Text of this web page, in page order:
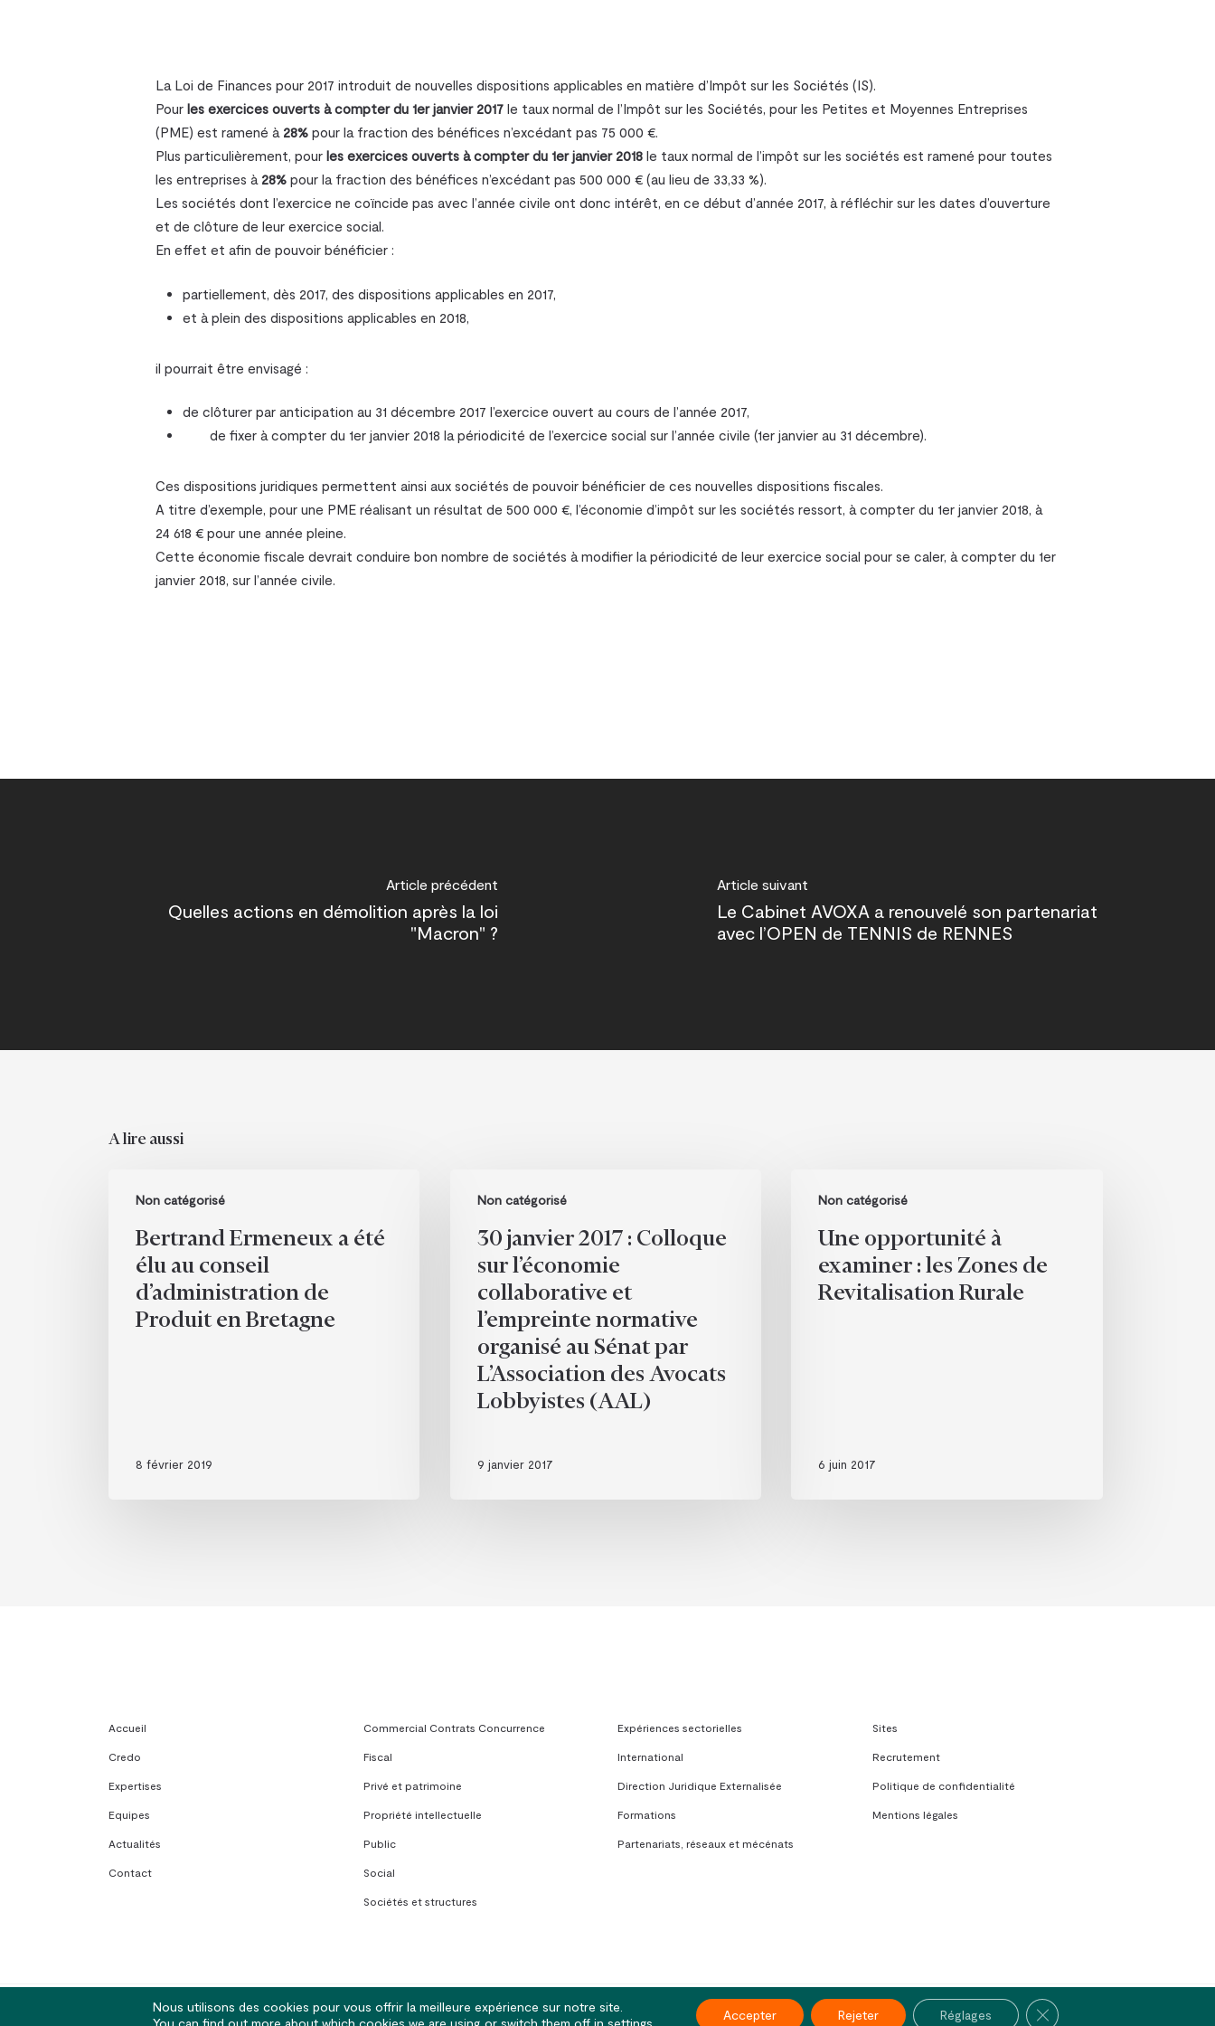
Immobilier – Construction
La Loi de Finances pour 2017 introduit de nouvelles dispositions applicables en matière d’Impôt sur les Sociétés (IS).
Pourles exercices ouverts à compter du 1er janvier 2017 le taux normal de l’Impôt sur les Sociétés, pour les Petites et Moyennes Entreprises
(PME) est ramené à 28% pour la fraction des bénéfices n’excédant pas 75 000 €.
Plus particulièrement, pourles exercices ouverts à compter du 1er janvier 2018 le taux normal de l’impôt sur les sociétés est ramené pour toutes
les entreprises à 28% pour la fraction des bénéfices n’excédant pas 500 000 € (au lieu de 33,33 %).
Les sociétés dont l’exercice ne coïncide pas avec l’année civile ont donc intérêt, en ce début d’année 2017, à réfléchir sur les dates d’ouverture
et de clôture de leur exercice social.
En effet et afin de pouvoir bénéficier :
partiellement, dès 2017, des dispositions applicables en 2017,
et à plein des dispositions applicables en 2018,
il pourrait être envisagé :
de clôturer par anticipation au 31 décembre 2017 l’exercice ouvert au cours de l’année 2017,
de fixer à compter du 1er janvier 2018 la périodicité de l’exercice social sur l’année civile (1er janvier au 31 décembre).
Ces dispositions juridiques permettent ainsi aux sociétés de pouvoir bénéficier de ces nouvelles dispositions fiscales.
A titre d’exemple, pour une PME réalisant un résultat de 500 000 €, l’économie d’impôt sur les sociétés ressort, à compter du 1er janvier 2018, à
24 618 € pour une année pleine.
Cette économie fiscale devrait conduire bon nombre de sociétés à modifier la périodicité de leur exercice social pour se caler, à compter du 1er
janvier 2018, sur l’année civile.
Article précédent
Quelles actions en démolition après la loi
"Macron" ?
Article suivant
Le Cabinet AVOXA a renouvelé son partenariat
avec l’OPEN de TENNIS de RENNES
A lire aussi
Non catégorisé
Ermeneux
conseil
Bertrand Ermeneux a été
élu au conseil
d’administration de
Produit en Bretagne
8 février 2019
Non catégorisé
janvier
Colloque
l’économie
collaborative
l’empreinte
30 janvier 2017 : Colloque
sur l’économie
collaborative et
l’empreinte normative
organisé au Sénat par
L’Association des Avocats
Lobbyistes (AAL)
9 janvier 2017
Non catégorisé
opportunité
examiner
Une opportunité à
examiner : les Zones de
Revitalisation Rurale
6 juin 2017
Accueil
Credo
Expertises
Equipes
Actualités
Contact
Commercial Contrats Concurrence
Fiscal
Privé et patrimoine
Propriété intellectuelle
Public
Social
Sociétés et structures
Expériences sectorielles
International
Direction Juridique Externalisée
Formations
Partenariats, réseaux et mécénats
Sites
Recrutement
Politique de confidentialité
Mentions légales
© 2026 Avoxa. Sociétés d'Avocats - Rennes | Nantes | Lorient | Paris twitterpinterestlinkedin
Nous utilisons des cookies pour vous offrir la meilleure expérience sur notre site.
You can find out more about which cookies we are using or switch them off insettings
Accepter Rejeter Réglages Fermer la bannière des